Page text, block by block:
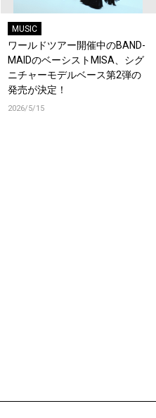
MUSIC
ワールドツアー開催中のBAND-
MAIDのベーシストMISA、シグ
ニチャーモデルベース第2弾の
発売が決定！
2026/5/15